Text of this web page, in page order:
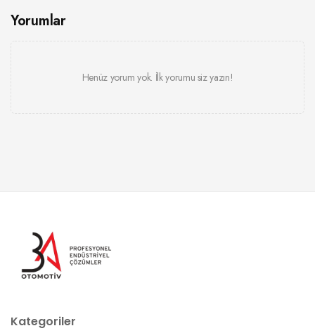
Yorumlar
Henüz yorum yok. İlk yorumu siz yazın!
Kategoriler